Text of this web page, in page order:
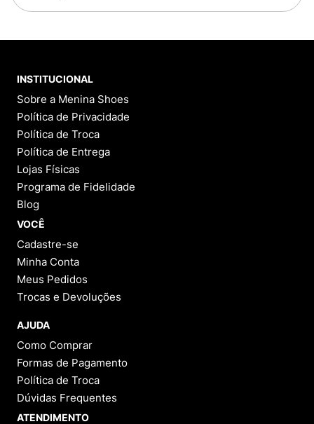
INSTITUCIONAL
Sobre a Menina Shoes
Política de Privacidade
Política de Troca
Política de Entrega
Lojas Físicas
Programa de Fidelidade
Blog
VOCÊ
Cadastre-se
Minha Conta
Meus Pedidos
Trocas e Devoluções
AJUDA
Como Comprar
Formas de Pagamento
Política de Troca
Dúvidas Frequentes
ATENDIMENTO